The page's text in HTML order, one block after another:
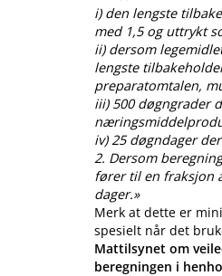
i) den lengste
med 1,5 og uttrykt
ii) dersom
lengste
preparatomtalen,
iii) 500 døgngrader
iv) 25 døgndager
2. Dersom
fører til en fraksjon
dager.»
Merk at dette er
spesielt når det
Mattilsynet om
beregningen i